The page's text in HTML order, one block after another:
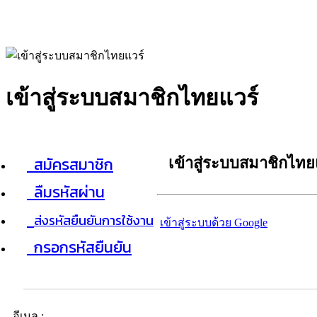
เข้าสู่ระบบสมาชิกไทยแวร์
สมัครสมาชิก
ลืมรหัสผ่าน
ส่งรหัสยืนยันการใช้งาน
กรอกรหัสยืนยัน
เข้าสู่ระบบสมาชิกไท
เข้าสู่ระบบด้วย Google